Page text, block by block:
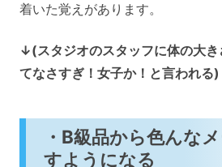
着いた覚えがあります。
↓(スタジオのスタッフに体の大き
てなさすぎ！女子か！と言われる)
・B級品から色んな
すようになる